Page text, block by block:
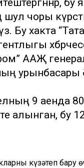
бу
чоры
Бу хакта
ААҖ
урынбасары
9 аенда
алынган, бу
күзәтеп бару